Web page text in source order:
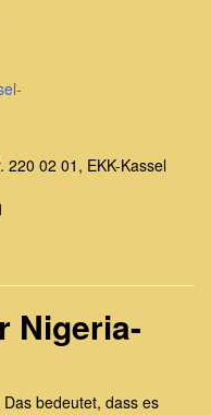
02 01, EKK-Kassel
Nigeria-
bedeutet, dass es